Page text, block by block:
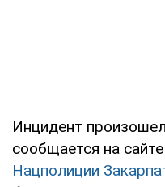
Инцидент
сообщается на сайте
Нацполиции